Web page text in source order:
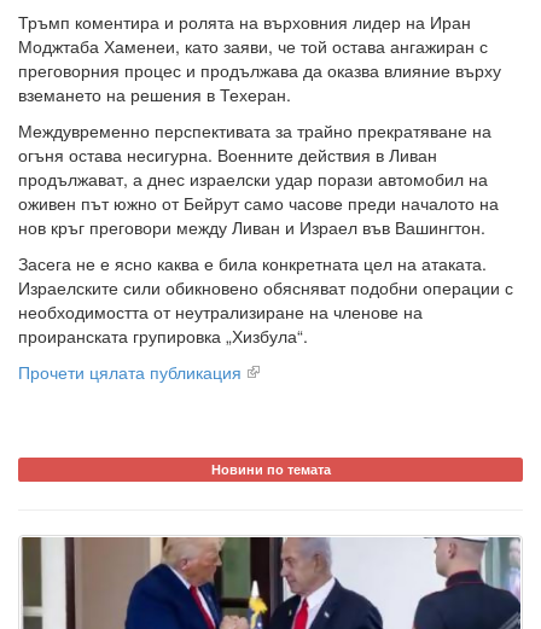
Тръмп коментира и ролята на върховния лидер на Иран
Моджтаба Хаменеи, като заяви, че той остава ангажиран с
преговорния процес и продължава да оказва влияние върху
вземането на решения в Техеран.
Междувременно перспективата за трайно прекратяване на
огъня остава несигурна. Военните действия в Ливан
продължават, а днес израелски удар порази автомобил на
оживен път южно от Бейрут само часове преди началото на
нов кръг преговори между Ливан и Израел във Вашингтон.
Засега не е ясно каква е била конкретната цел на атаката.
Израелските сили обикновено обясняват подобни операции с
необходимостта от неутрализиране на членове на
проиранската групировка „Хизбула“.
Прочети цялата публикация
Новини по темата